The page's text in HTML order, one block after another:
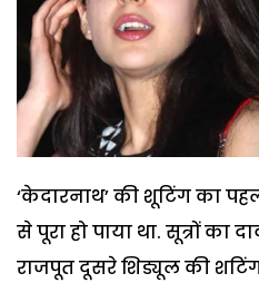
‘केदारनाथ’ की शूटिंग का
से पूरा हो पाया था. सूत्रों का
राजपूत दूसरे शिड्यूल की